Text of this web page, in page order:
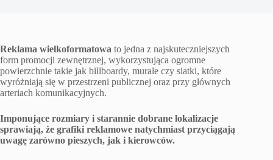
Reklama wielkoformatowa to jedna z najskuteczniejszych
form promocji zewnętrznej, wykorzystująca ogromne
powierzchnie takie jak billboardy, murale czy siatki, które
wyróżniają się w przestrzeni publicznej oraz przy głównych
arteriach komunikacyjnych.
Imponujące rozmiary i starannie dobrane lokalizacje
sprawiają, że grafiki reklamowe natychmiast przyciągają
uwagę zarówno pieszych, jak i kierowców.